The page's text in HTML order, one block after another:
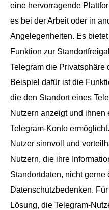
eine hervorragende
es bei der Arbeit oder in
Angelegenheiten. Es
Funktion zur
Telegram die Privatsphäre
Beispiel dafür ist die
die den Standort eines
Nutzern anzeigt und
Telegram-Konto
Nutzer sinnvoll und
Nutzern, die ihre
Standortdaten, nicht gerne
Datenschutzbedenken.
Lösung, die Telegram-